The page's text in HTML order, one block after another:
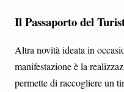
Il Passaporto del
Altra novità ideata in
manifestazione è la
permette di raccogliere un